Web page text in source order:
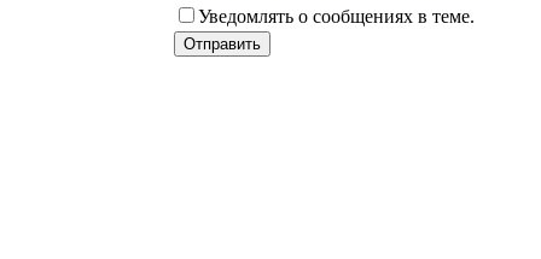
Уведомлять о сообщениях в теме.